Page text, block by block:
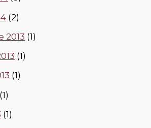
(2)
2013 (1)
(1)
(1)
(1)
(1)